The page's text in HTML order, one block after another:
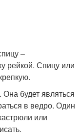
–
рейкой. Спицу или
будет являться
в ведро. Один
или